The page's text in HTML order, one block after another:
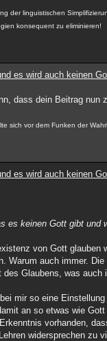
der linguistischen
konsequent zu eliminieren!
es wird auch keinen
dass dein Beitrag nun
sich vor dem Funken der
es wird auch keinen
es keinen Gott gibt und
von Gott
Warum auch immer.
des Glaubens, was auch
mir so eine
an so etwas wie
vorhanden,
widersprechen zu